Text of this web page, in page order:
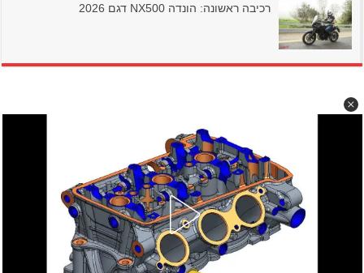
רכיבה ראשונה: הונדה NX500 דגם 2026